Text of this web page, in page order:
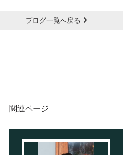
ブログ一覧へ戻る
関連ページ